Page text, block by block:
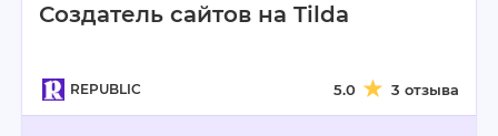
Создатель сайтов на Tilda
REPUBLIC 5.0 3 отзыва